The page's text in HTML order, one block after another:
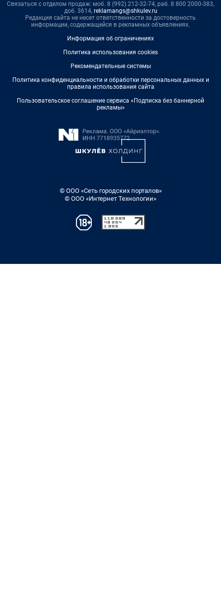
Связаться с отделом продаж: моб. 8 (992) 212-32-74, раб. 8 800 2000-383,
доб. 3614, reklamangs@shkulev.ru
Редакция сайта не несет ответственности за достоверность
информации, содержащейся в рекламных объявлениях.
Информация об ограничениях
Политика использования cookies
Рекомендательные системы
Политика конфиденциальности и обработки персональных данных и
правила использования сайта
Пользовательское соглашение сервиса «Подписка без баннерной
рекламы»
© ООО «Сеть городских порталов»
© ООО «Интернет Технологии»